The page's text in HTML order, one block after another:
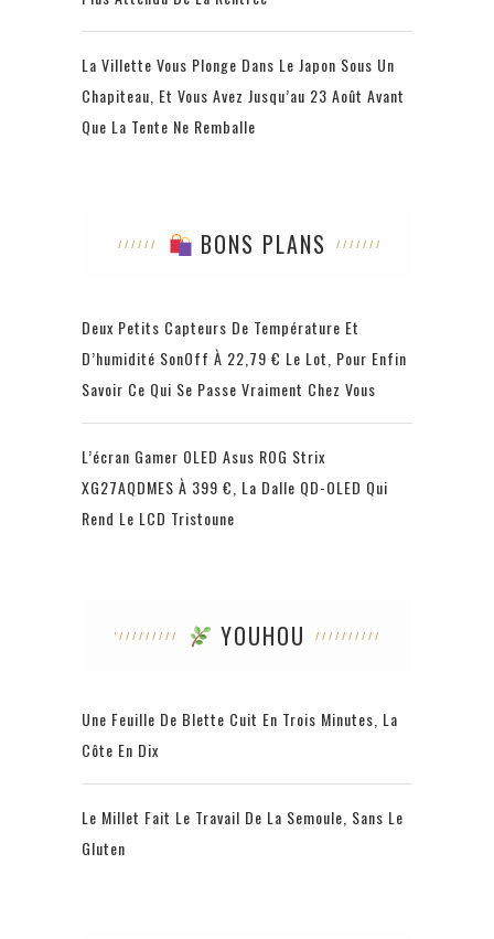
La Villette Vous Plonge Dans Le Japon Sous Un
Chapiteau, Et Vous Avez Jusqu’au 23 Août Avant
Que La Tente Ne Remballe
BONS PLANS
Deux Petits Capteurs De Température Et
D’humidité SonOff À 22,79 € Le Lot, Pour Enfin
Savoir Ce Qui Se Passe Vraiment Chez Vous
L’écran Gamer OLED Asus ROG Strix
XG27AQDMES À 399 €, La Dalle QD-OLED Qui
Rend Le LCD Tristoune
YOUHOU
Une Feuille De Blette Cuit En Trois Minutes, La
Côte En Dix
Le Millet Fait Le Travail De La Semoule, Sans Le
Gluten